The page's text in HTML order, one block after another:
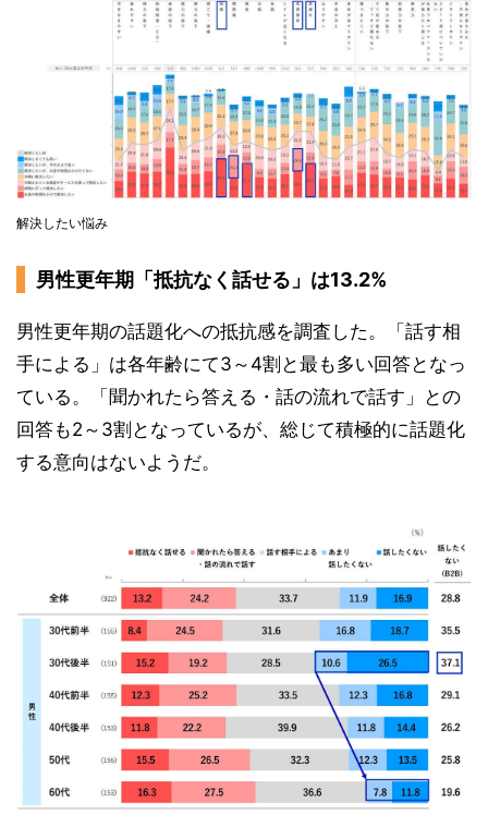
解決したい悩み
男性更年期「抵抗なく話せる」は13.2%
男性更年期の話題化への抵抗感を調査した。「話す相
手による」は各年齢にて3～4割と最も多い回答となっ
ている。「聞かれたら答える・話の流れで話す」との
回答も2～3割となっているが、総じて積極的に話題化
する意向はないようだ。